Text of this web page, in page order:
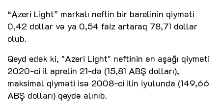
“Azeri Light” markalı neftin bir barelinin qiyməti
0,42 dollar və ya 0,54 faiz artaraq 78,71 dollar
olub.
Qeyd edək ki, "Azeri Light" neftinin ən aşağı qiyməti
2020-ci il aprelin 21-də (15,81 ABŞ dolları),
maksimal qiyməti isə 2008-ci ilin iyulunda (149,66
ABŞ dolları) qeydə alınıb.